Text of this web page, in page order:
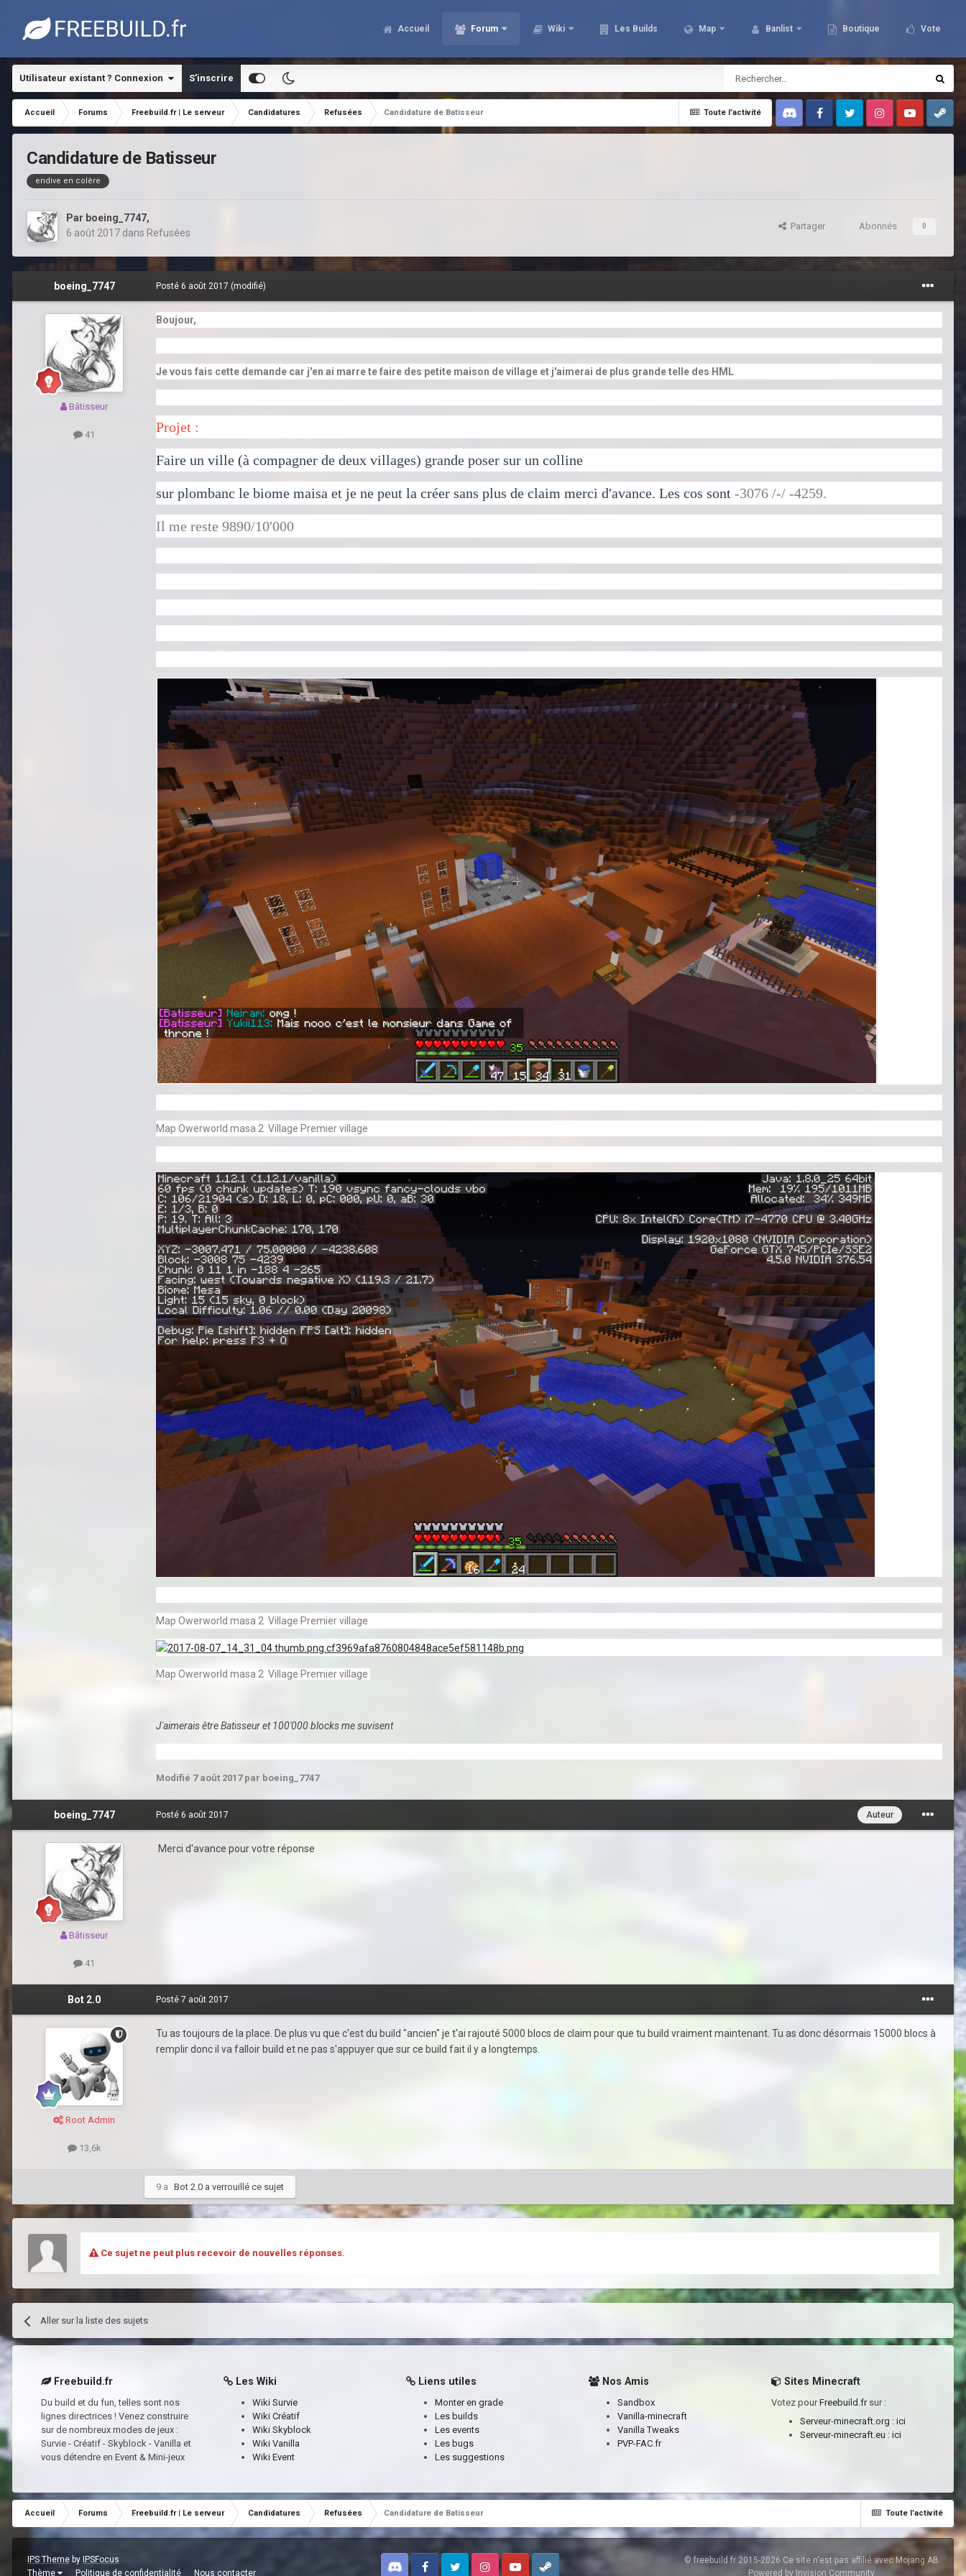
Accueil Forum Wiki Les Builds Map Banlist Boutique Vote
Utilisateur existant ? Connexion S’inscrire
Toute l’activité
Accueil Forums Freebuild.fr | Le serveur Candidatures Refusées
Candidature de Batisseur
Discord FacebookTwitter InstagramYoutubeSteam
Candidature de Batisseur
endive en colère
Par boeing_7747,
6 août 2017 dans Refusées
Partager Abonnés 0
boeing_7747
Bâtisseur
41
Posté 6 août 2017 (modifié)
Boujour,
Je vous fais cette demande car j'en ai marre te faire des petite maison de village et j'aimerai de plus grande telle des HML
Projet :
Faire un ville (à compagner de deux villages) grande poser sur un colline
sur plombanc le biome maisa et je ne peut la créer sans plus de claim merci d'avance. Les cos sont -3076 /-/ -4259.
Il me reste 9890/10'000
Map Owerworld masa 2 Village Premier village
Map Owerworld masa 2 Village Premier village
Map Owerworld masa 2 Village Premier village
J'aimerais être Batisseur et 100'000 blocks me suvisent
Modifié 7 août 2017par boeing_7747
boeing_7747
Bâtisseur
41
Auteur
Posté 6 août 2017
Merci d'avance pour votre réponse
Bot 2.0
Root Admin
13,6k
Posté 7 août 2017
Tu as toujours de la place. De plus vu que c'est du build "ancien" je t'ai rajouté 5000 blocs de claim pour que tu build vraiment maintenant. Tu as donc désormais 15000 blocs à
remplir donc il va falloir build et ne pas s'appuyer que sur ce build fait il y a longtemps.
9 a Bot 2.0 a verrouillé ce sujet
Ce sujet ne peut plus recevoir de nouvelles réponses.
Aller sur la liste des sujets
Freebuild.fr
Du build et du fun, telles sont nos
lignes directrices ! Venez construire
sur de nombreux modes de jeux :
Survie - Créatif - Skyblock - Vanilla et
vous détendre en Event & Mini-jeux
Les Wiki
Wiki Survie
Wiki Créatif
Wiki Skyblock
Wiki Vanilla
Wiki Event
Liens utiles
Monter en grade
Les builds
Les events
Les bugs
Les suggestions
Nos Amis
Sandbox
Vanilla-minecraft
Vanilla Tweaks
PVP-FAC.fr
Sites Minecraft
Votez pourFreebuild.frsur :
Serveur-minecraft.org : ici
Serveur-minecraft.eu : ici
Toute l’activité
Accueil Forums Freebuild.fr | Le serveur Candidatures Refusées Candidature de Batisseur
IPS Theme by IPSFocus
Thème
Politique de confidentialité Nous contacter
© freebuild.fr 2015-2026 Ce site n'est pas affilié avec Mojang AB
Powered by Invision Community